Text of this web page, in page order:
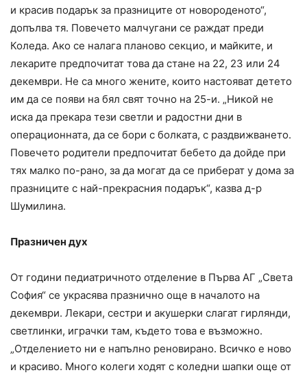
и красив подарък за празниците от новороденото“,
допълва тя. Повечето малчугани се раждат преди
Коледа. Ако се налага планово секцио, и майките, и
лекарите предпочитат това да стане на 22, 23 или 24
декември. Не са много жените, които настояват детето
им да се появи на бял свят точно на 25-и. „Никой не
иска да прекара тези светли и радостни дни в
операционната, да се бори с болката, с раздвижването.
Повечето родители предпочитат бебето да дойде при
тях малко по-рано, за да могат да се приберат у дома за
празниците с най-прекрасния подарък“, казва д-р
Шумилина.
Празничен дух
От години педиатричното отделение в Първа АГ „Света
София“ се украсява празнично още в началото на
декември. Лекари, сестри и акушерки слагат гирлянди,
светлинки, играчки там, където това е възможно.
„Отделението ни е напълно реновирано. Всичко е ново
и красиво. Много колеги ходят с коледни шапки още от